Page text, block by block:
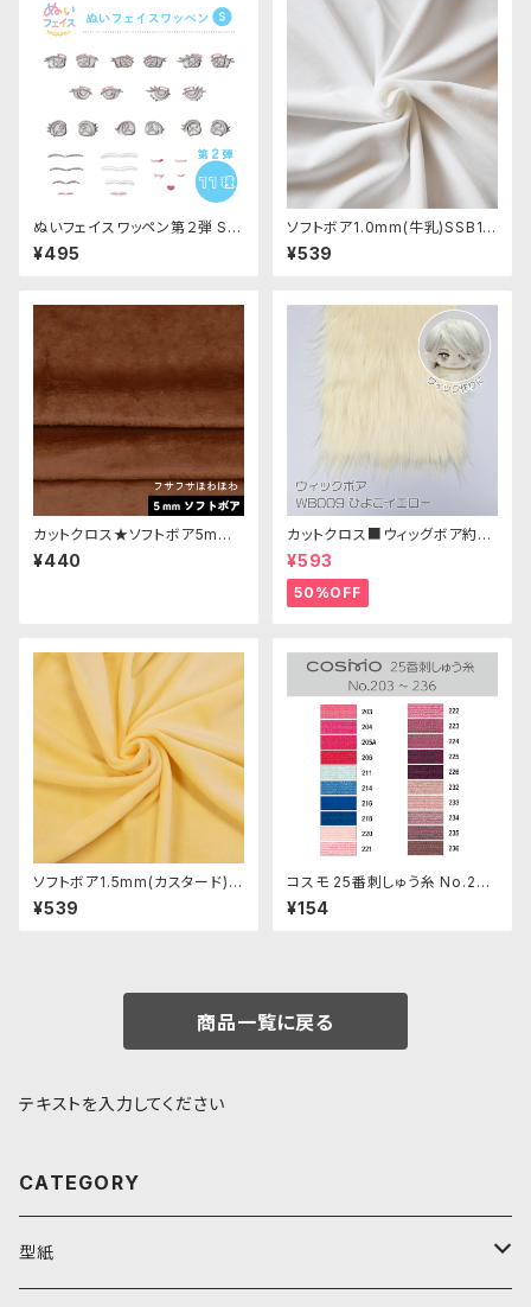
ぬいフェイスワッペン第２弾 Sサ
イズ 各種｜清原株式会社
¥495
ソフトボア1.0mm(牛乳)SSB111
ぬいぐるみ用短毛ボア生地 20c
m
¥539
カットクロス★ソフトボア5mm
(ミルクチョコ)LB022 ボア生地
50cm × 45cm
¥440
カットクロス■ウィッグボア約8c
m(ひよこイエロー)WB009ボア
生地 25cm × 45cm
¥593
50%OFF
ソフトボア1.5mm(カスタード)S
B037ぬいぐるみ用短毛ボア生
地 20cm
¥539
コスモ 25番刺しゅう糸 No.203
‾236
¥154
商品一覧に戻る
テキストを入力してください
CATEGORY
型紙